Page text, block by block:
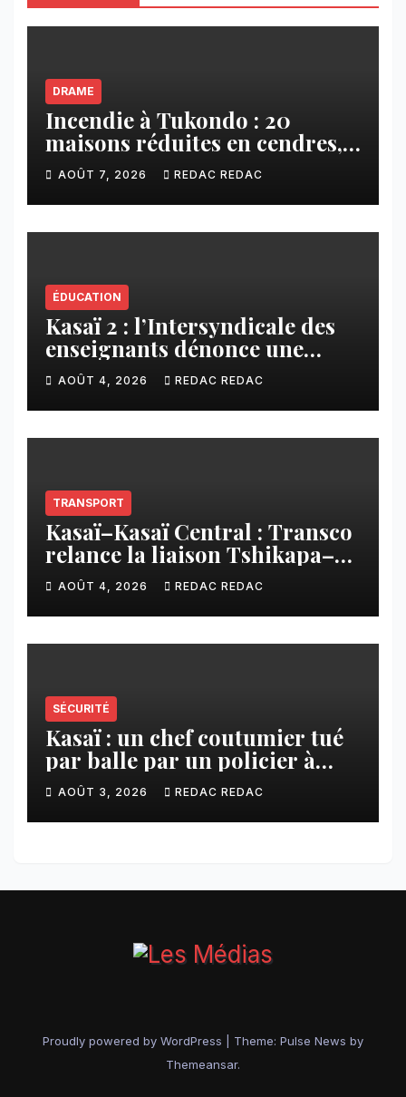
DRAME
Incendie à Tukondo : 20
maisons réduites en cendres,
plusieurs familles sans abri
AOÛT 7, 2026 REDAC REDAC
ÉDUCATION
Kasaï 2 : l’Intersyndicale des
enseignants dénonce une
contribution financière
imposée aux écoles de la
CNCA
AOÛT 4, 2026 REDAC REDAC
TRANSPORT
Kasaï–Kasaï Central : Transco
relance la liaison Tshikapa–
Tshiamu pour faciliter les
échanges
AOÛT 4, 2026 REDAC REDAC
SÉCURITÉ
Kasaï : un chef coutumier tué
par balle par un policier à
Kamuesha, la tension monte
AOÛT 3, 2026 REDAC REDAC
Proudly powered by WordPress Theme: Pulse News by
Themeansar.